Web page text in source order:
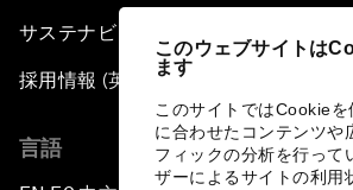
このウェブサイトは
ます
このサイトではCookie
に合わせたコンテンツや
フィックの分析を行って
ザーによるサイトの利用
サステナビリティへの取り組み
採用情報 (英語のみ)
言語